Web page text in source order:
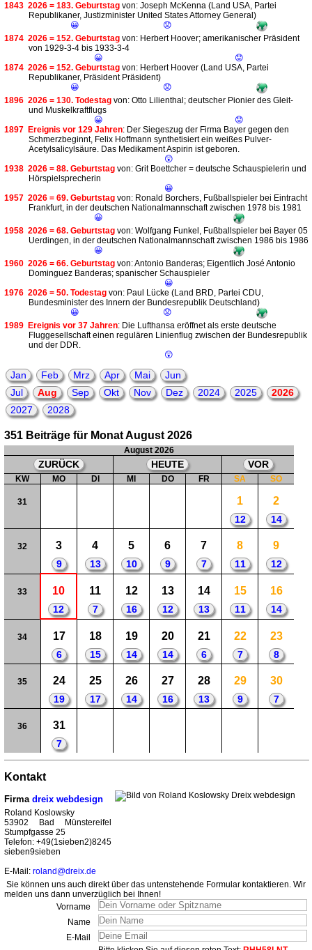
1843 2026 = 183. Geburtstag von: Joseph McKenna (Land USA, Partei
Republikaner, Justizminister United States Attorney General)
😀
😟
1874 2026 = 152. Geburtstag von: Herbert Hoover; amerikanischer Präsident
von 1929-3-4 bis 1933-3-4
😀
😟
1874 2026 = 152. Geburtstag von: Herbert Hoover (Land USA, Partei
Republikaner, Präsident Präsident)
😀
😟
1896 2026 = 130. Todestag von: Otto Lilienthal; deutscher Pionier des Gleit-
und Muskelkraftflugs
😀
😟
1897 Ereignis vor 129 Jahren: Der Siegeszug der Firma Bayer gegen den
Schmerzbeginnt, Felix Hoffmann synthetisiert ein weißes Pulver-
Acetylsalicylsäure. Das Medikament Aspirin ist geboren.
😲
1938 2026 = 88. Geburtstag von: Grit Boettcher = deutsche Schauspielerin und
Hörspielsprecherin
😀
1957 2026 = 69. Geburtstag von: Ronald Borchers, Fußballspieler bei Eintracht
Frankfurt, in der deutschen Nationalmannschaft zwischen 1978 bis 1981
😀
1958 2026 = 68. Geburtstag von: Wolfgang Funkel, Fußballspieler bei Bayer 05
Uerdingen, in der deutschen Nationalmannschaft zwischen 1986 bis 1986
😀
1960 2026 = 66. Geburtstag von: Antonio Banderas; Eigentlich José Antonio
Dominguez Banderas; spanischer Schauspieler
😀
1976 2026 = 50. Todestag von: Paul Lücke (Land BRD, Partei CDU,
Bundesminister des Innern der Bundesrepublik Deutschland)
😀
😟
1989 Ereignis vor 37 Jahren: Die Lufthansa eröffnet als erste deutsche
Fluggesellschaft einen regulären Linienflug zwischen der Bundesrepublik
und der DDR.
😲
Jan Feb Mrz Apr Mai
Jun
Jul
Aug Sep Okt Nov Dez 2024 2025
2026
2027
2028
351 Beiträge für Monat August 2026
August 2026
ZURÜCK HEUTE VOR
KW MO DI MI DO FR SA SO
31 1
12
2
14
32 3
9
4
13
5
10
6
9
7
7
8
11
9
12
33 10
12
11
7
12
16
13
12
14
13
15
11
16
14
34 17
6
18
15
19
14
20
14
21
6
22
7
23
8
35 24
19
25
17
26
14
27
16
28
13
29
9
30
7
36 31
7
Kontakt
Firma dreix webdesign
Roland Koslowsky
53902 Bad Münstereifel
Stumpfgasse 25
Telefon: +49(1sieben2)8245
sieben9sieben
E-Mail: roland@dreix.de
Sie können uns auch direkt über das untenstehende Formular kontaktieren. Wir
melden uns dann unverzüglich bei Ihnen!
Vorname
Name
E-Mail